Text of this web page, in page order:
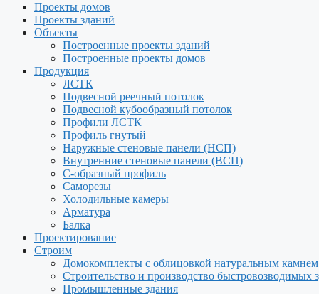
Проекты домов
Проекты зданий
Объекты
Построенные проекты зданий
Построенные проекты домов
Продукция
ЛСТК
Подвесной реечный потолок
Подвесной кубообразный потолок
Профили ЛСТК
Профиль гнутый
Наружные стеновые панели (НСП)
Внутренние стеновые панели (ВСП)
С-образный профиль
Саморезы
Холодильные камеры
Арматура
Балка
Проектирование
Строим
Домокомплекты с облицовкой натуральным камнем
Строительство и производство быстровозводимых
Промышленные здания